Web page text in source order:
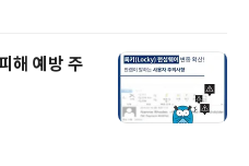
해 예방 주